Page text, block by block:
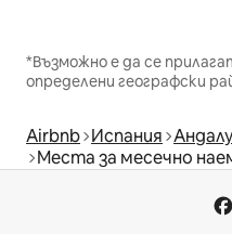
*Възможно е да се
определени географски
Airbnb Испания
Места за месечно